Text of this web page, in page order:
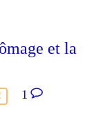
et la
1